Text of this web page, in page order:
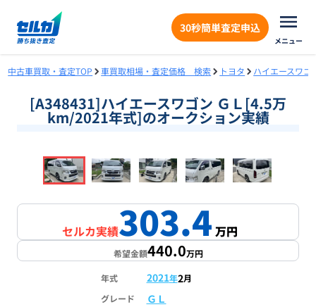
30秒簡単査定申込
メニュー
中古車買取・査定TOP 車買取相場・査定価格 検索 トヨタ ハイエースワゴ
[A348431]ハイエースワゴン ＧＬ[4.5万
km/2021年式]のオークション実績
1/18
セルカ実績303.4万円
希望金額440.0万円
年式 2021年2月
グレード
ＧＬ